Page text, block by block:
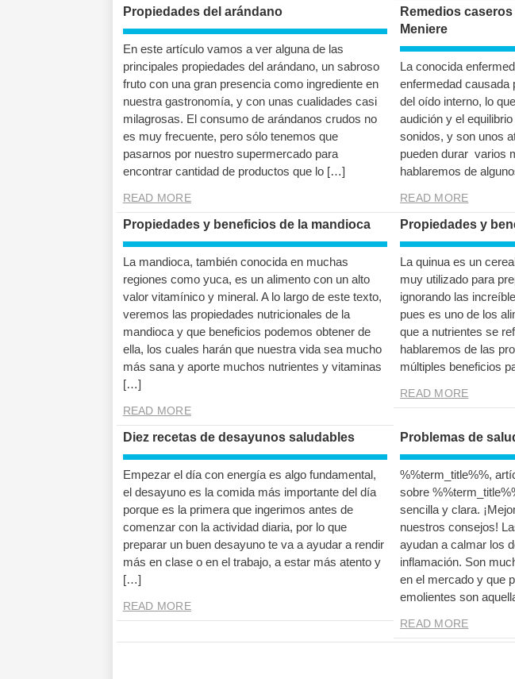
Propiedades del arándano
En este artículo vamos a ver alguna de las
principales propiedades del arándano, un sabroso
fruto con una gran presencia como ingrediente en
nuestra gastronomía, y con unas cualidades casi
milagrosas. El consumo de arándanos crudos no
es muy frecuente, pero sólo tenemos que
pasarnos por nuestro supermercado para
encontrar cantidad de productos que lo […]
READ MORE
Remedios
Meniere
La conocida
enfermedad causada
del oído interno, lo
audición y el
sonidos, y son unos
pueden durar varios
hablaremos de
READ MORE
Propiedades y beneficios de la mandioca
La mandioca, también conocida en muchas
regiones como yuca, es un alimento con un alto
valor vitamínico y mineral. A lo largo de este texto,
veremos las propiedades nutricionales de la
mandioca y que beneficios podemos obtener de
ella, los cuales harán que nuestra vida sea mucho
más sana y aporte muchos nutrientes y vitaminas
[…]
READ MORE
Propiedades y
La quinua es un
muy utilizado para
ignorando las
pues es uno de los
que a nutrientes se
hablaremos de las
múltiples beneficios
READ MORE
Diez recetas de desayunos saludables
Empezar el día con energía es algo fundamental,
el desayuno es la comida más importante del día
porque es la primera que ingerimos antes de
comenzar con la actividad diaria, por lo que
preparar un buen desayuno te va a ayudar a rendir
más en clase o en el trabajo, a estar más atento y
[…]
READ MORE
Problemas de
%%term_title%%,
sobre
sencilla y clara.
nuestros consejos!
ayudan a calmar los
inflamación. Son
en el mercado y que
emolientes son
READ MORE